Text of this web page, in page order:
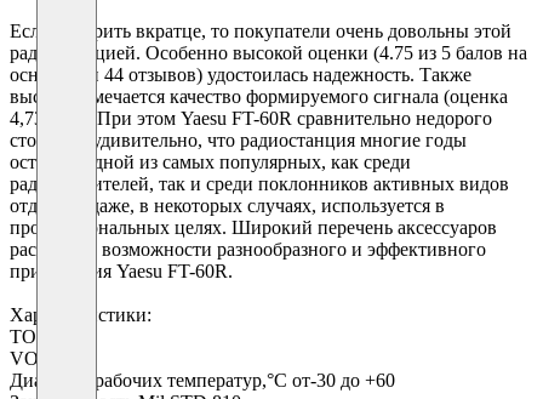
Если говорить вкратце, то покупатели очень довольны этой
радиостанцией. Особенно высокой оценки (4.75 из 5 балов на
основании 44 отзывов) удостоилась надежность. Также
высоко отмечается качество формируемого сигнала (оценка
4,73 из 5). При этом Yaesu FT-60R сравнительно недорого
стоит. Не удивительно, что радиостанция многие годы
остается одной из самых популярных, как среди
радиолюбителей, так и среди поклонников активных видов
отдыха и даже, в некоторых случаях, используется в
профессиональных целях. Широкий перечень аксессуаров
расширяет возможности разнообразного и эффективного
применения Yaesu FT-60R.
Характеристики:
TOT Да
VOX Да
Диапазон рабочих температур,°С от-30 до +60